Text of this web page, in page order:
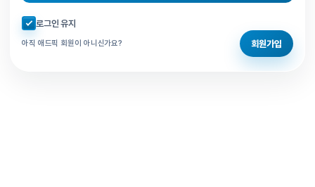
자동로그인 체크
로그인 유지
아직 애드픽 회원이 아니신가요? 회원가입